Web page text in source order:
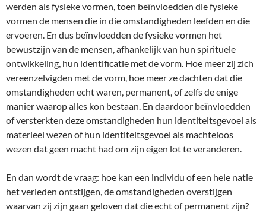
werden als fysieke vormen, toen beïnvloedden die fysieke
vormen de mensen die in die omstandigheden leefden en die
ervoeren. En dus beïnvloedden de fysieke vormen het
bewustzijn van de mensen, afhankelijk van hun spirituele
ontwikkeling, hun identificatie met de vorm. Hoe meer zij zich
vereenzelvigden met de vorm, hoe meer ze dachten dat die
omstandigheden echt waren, permanent, of zelfs de enige
manier waarop alles kon bestaan. En daardoor beïnvloedden
of versterkten deze omstandigheden hun identiteitsgevoel als
materieel wezen of hun identiteitsgevoel als machteloos
wezen dat geen macht had om zijn eigen lot te veranderen.
En dan wordt de vraag: hoe kan een individu of een hele natie
het verleden ontstijgen, de omstandigheden overstijgen
waarvan zij zijn gaan geloven dat die echt of permanent zijn?